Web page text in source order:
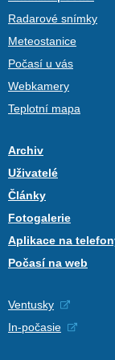
Radarové snímky
Meteostanice
Počasí u vás
Webkamery
Teplotní mapa
Archiv
Uživatelé
Články
Fotogalerie
Aplikace na
Počasí na web
Ventusky
In-počasie